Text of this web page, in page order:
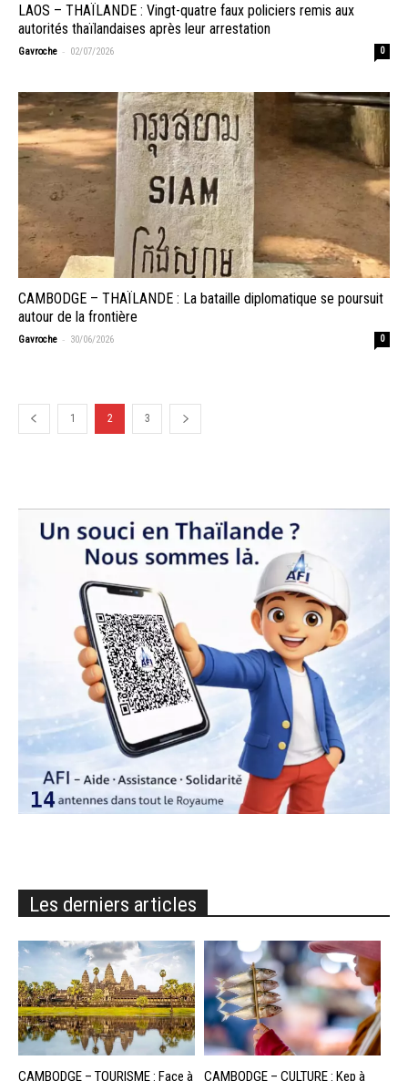
LAOS – THAÏLANDE : Vingt-quatre faux policiers remis aux
autorités thaïlandaises après leur arrestation
Gavroche - 02/07/2026 0
CAMBODGE – THAÏLANDE : La bataille diplomatique se poursuit
autour de la frontière
Gavroche - 30/06/2026 0
1 2 3
Les derniers articles
CAMBODGE – TOURISME : Face à
CAMBODGE – CULTURE : Kep à